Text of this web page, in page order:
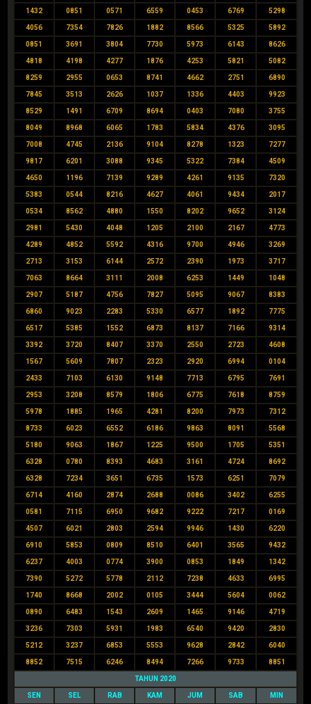
1432 0851 0571 6559 0453 6769 5298
4056 7354 7826 1882 8566 5325 5892
0851 3691 3804 7730 5973 6143 8626
4818 4198 4277 1876 4253 5821 5082
8259 2955 0653 8741 4662 2751 6890
7845 3513 2626 1037 1336 4403 9923
8529 1491 6709 8694 0403 7080 3755
8049 8968 6065 1783 5834 4376 3095
7008 4745 2136 9104 8278 1323 7277
9817 6201 3088 9345 5322 7384 4509
4650 1196 7139 9289 4261 9135 7320
5383 0544 8216 4627 4061 9434 2017
0534 8562 4880 1550 8202 9652 3124
2981 5430 4048 1205 2100 2167 4773
4289 4852 5592 4316 9700 4946 3269
2713 3153 6144 2572 2390 1973 3717
7063 8664 3111 2008 6253 1449 1048
2907 5187 4756 7827 5095 9067 8383
6860 9023 2283 5330 6577 1892 7775
6517 5385 1552 6873 8137 7166 9314
3392 3720 8407 3370 2550 2723 4608
1567 5609 7807 2323 2920 6994 0104
2433 7103 6130 9148 7713 6795 7691
2953 3208 8579 1806 6775 7618 8759
5978 1885 1965 4281 8200 7973 7312
8733 6023 6552 6186 9863 8091 5568
5180 9063 1867 1225 9500 1705 5351
6328 0780 8393 4683 3161 4724 8692
6328 7234 3651 6735 1573 6251 7079
6714 4160 2874 2688 0086 3402 6255
0581 7115 6950 9682 9222 7217 0169
4507 6021 2803 2594 9946 1430 6220
6910 5853 0809 8510 6401 3565 9432
6237 4003 0774 3900 0853 1849 1342
7390 5272 5778 2112 7238 4633 6995
1740 8668 2002 0105 3444 5604 0062
0890 6483 1543 2609 1465 9146 4719
3236 7303 5931 1983 6540 9420 2830
5212 3237 6853 5553 9628 2842 6040
8852 7515 6246 8494 7266 9733 8851
TAHUN 2020
SEN SEL RAB KAM JUM SAB MIN